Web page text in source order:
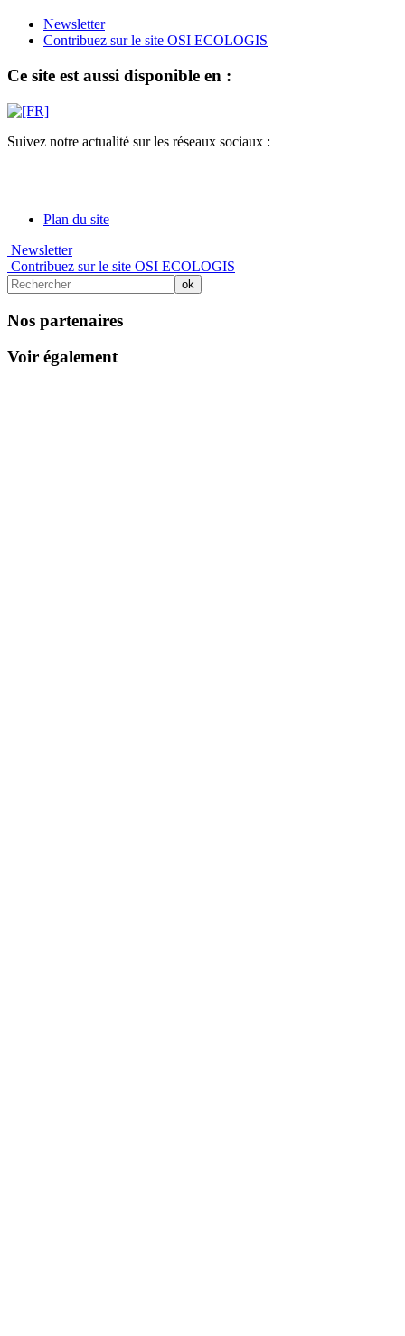
Newsletter
Contribuez sur le site OSI ECOLOGIS
Ce site est aussi disponible en :
Suivez notre actualité sur les réseaux sociaux :
Plan du site
Newsletter
Contribuez sur le site OSI ECOLOGIS
Nos partenaires
Voir également